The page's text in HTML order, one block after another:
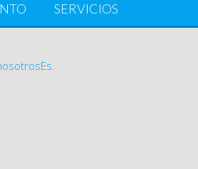
SERVICIOS